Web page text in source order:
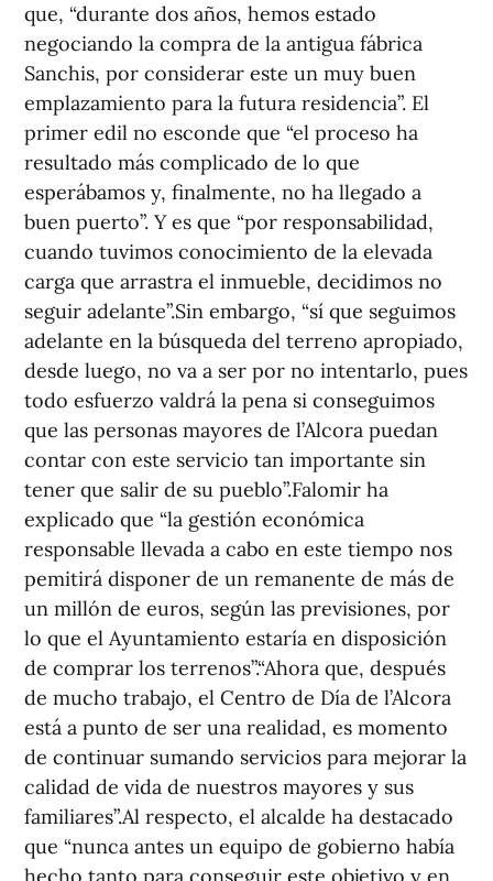
que, “durante dos años, hemos estado
negociando la compra de la antigua fábrica
Sanchis, por considerar este un muy buen
emplazamiento para la futura residencia”. El
primer edil no esconde que “el proceso ha
resultado más complicado de lo que
esperábamos y, finalmente, no ha llegado a
buen puerto”. Y es que “por responsabilidad,
cuando tuvimos conocimiento de la elevada
carga que arrastra el inmueble, decidimos no
seguir adelante”.Sin embargo, “sí que seguimos
adelante en la búsqueda del terreno apropiado,
desde luego, no va a ser por no intentarlo, pues
todo esfuerzo valdrá la pena si conseguimos
que las personas mayores de l’Alcora puedan
contar con este servicio tan importante sin
tener que salir de su pueblo”.Falomir ha
explicado que “la gestión económica
responsable llevada a cabo en este tiempo nos
pemitirá disponer de un remanente de más de
un millón de euros, según las previsiones, por
lo que el Ayuntamiento estaría en disposición
de comprar los terrenos”.“Ahora que, después
de mucho trabajo, el Centro de Día de l’Alcora
está a punto de ser una realidad, es momento
de continuar sumando servicios para mejorar la
calidad de vida de nuestros mayores y sus
familiares”.Al respecto, el alcalde ha destacado
que “nunca antes un equipo de gobierno había